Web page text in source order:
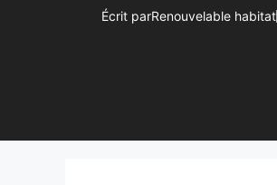
Écrit parRenouvelable habitat